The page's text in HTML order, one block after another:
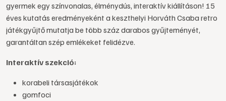
gyermek egy színvonalas, élménydús, interaktív kiállításon! 15
éves kutatás eredményeként a keszthelyi Horváth Csaba retro
játékgyűjtő mutatja be több száz darabos gyűjteményét,
garantáltan szép emlékeket felidézve.
Interaktív szekció:
korabeli társasjátékok
gomfoci